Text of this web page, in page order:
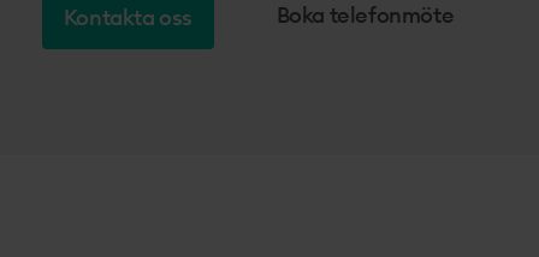
Kontakta oss Boka telefonmöte